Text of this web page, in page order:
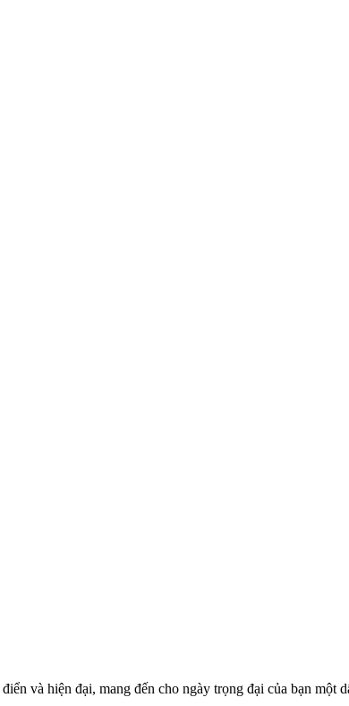
và hiện đại, mang đến cho ngày trọng đại của bạn một